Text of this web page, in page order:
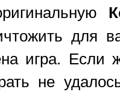
для
игра.
не